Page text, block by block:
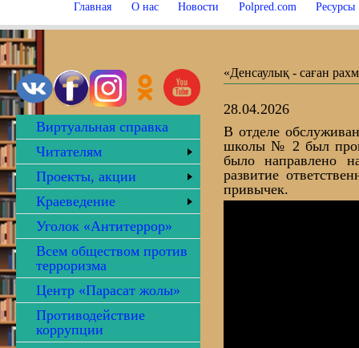
Главная О нас Новости Polpred.com Ресурсы
Виртуальная справка
Читателям
Проекты, акции
Краеведение
Уголок «Антитеррор»
Всем обществом против
терроризма
Центр «Парасат жолы»
Противодействие
коррупции
«Денсаулық - саған
28.04.2026
В отделе
школы № 2 был
было направлено
развитие
привычек.